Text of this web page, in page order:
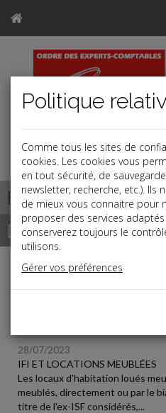
Base documentaire
Dépêches
Liste des dernières
28/07/2023
IFI ET LOCATIONS MEUBLÉES
Les locaux d'habitation loués
meublés, directement ou par le
titre de l'ex-ISF considérés,...
Comme tous les sites de
cookies. Les cookies vous
en tout sécurité, de
newsletter, recherche, etc.).
de mieux vous connaitre pour
proposer des services
conserverez toujours le
utilisons.
Gérer vos préférences